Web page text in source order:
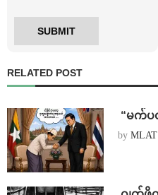
RELATED POST
⁨“မက်
by MLAT